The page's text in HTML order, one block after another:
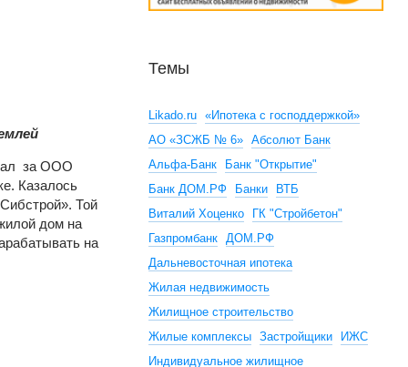
за ООО
Казалось
Той
дом на
на
прямо из земли
Темы
Likado.ru
«Ипотека с господдержкой»
АО «ЗСЖБ № 6»
Абсолют Банк
Альфа-Банк
Банк "Открытие"
Банк ДОМ.РФ
Банки
ВТБ
Виталий Хоценко
ГК "Стройбетон"
Газпромбанк
ДОМ.РФ
Дальневосточная ипотека
Жилая недвижимость
Жилищное строительство
Жилые комплексы
Застройщики
ИЖС
Индивидуальное жилищное